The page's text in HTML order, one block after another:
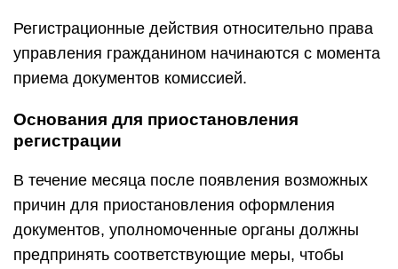
Регистрационные действия относительно права
управления гражданином начинаются с момента
приема документов комиссией.
Основания для приостановления
регистрации
В течение месяца после появления возможных
причин для приостановления оформления
документов, уполномоченные органы должны
предпринять соответствующие меры, чтобы